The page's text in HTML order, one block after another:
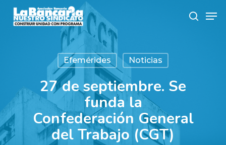
main
search
Efemérides Noticias
27 de septiembre. Se
funda la
Confederación General
del Trabajo (CGT)